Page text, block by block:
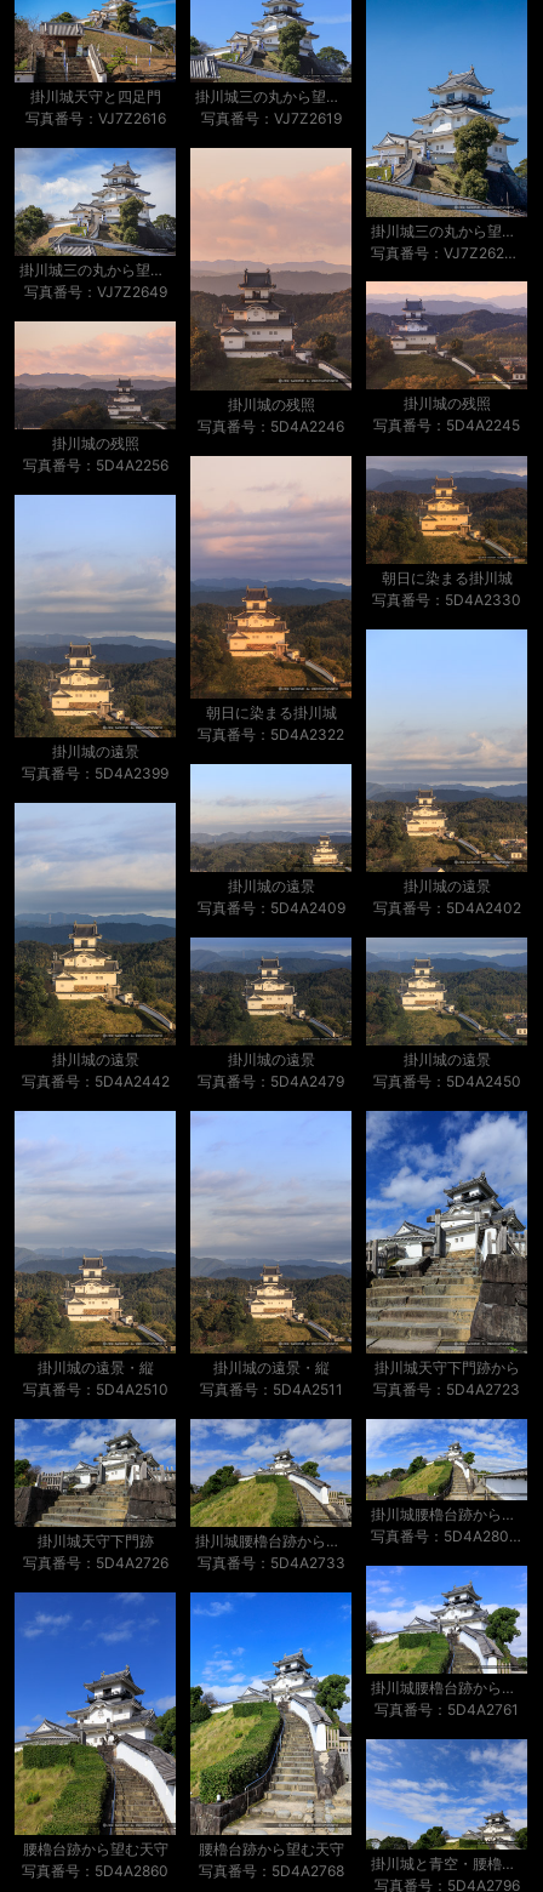
掛川城天守と四足門
写真番号：VJ7Z2616
掛川城三の丸から望む天守
写真番号：VJ7Z2619
掛川城三の丸から望む天守
写真番号：VJ7Z2620-h
掛川城三の丸から望む天守
写真番号：VJ7Z2649
掛川城の残照
写真番号：5D4A2246
掛川城の残照
写真番号：5D4A2245
掛川城の残照
写真番号：5D4A2256
朝日に染まる掛川城
写真番号：5D4A2322
朝日に染まる掛川城
写真番号：5D4A2330
掛川城の遠景
写真番号：5D4A2399
掛川城の遠景
写真番号：5D4A2402
掛川城の遠景
写真番号：5D4A2409
掛川城の遠景
写真番号：5D4A2442
掛川城の遠景
写真番号：5D4A2479
掛川城の遠景
写真番号：5D4A2450
掛川城の遠景・縦
写真番号：5D4A2510
掛川城の遠景・縦
写真番号：5D4A2511
掛川城天守下門跡から
写真番号：5D4A2723
掛川城天守下門跡
写真番号：5D4A2726
掛川城腰櫓台跡から望む天守
写真番号：5D4A2733
掛川城腰櫓台跡から望む天守
写真番号：5D4A2807-pano
掛川城腰櫓台跡から望む天守
写真番号：5D4A2761
腰櫓台跡から望む天守
写真番号：5D4A2860
腰櫓台跡から望む天守
写真番号：5D4A2768
掛川城と青空・腰櫓台跡から望む天守
写真番号：5D4A2796